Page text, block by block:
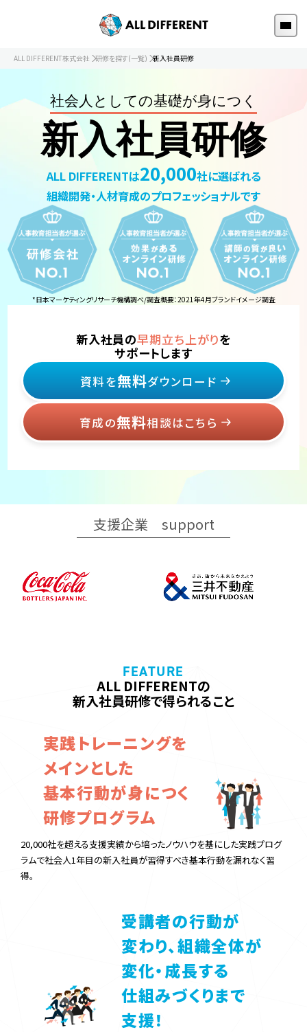
ALL DIFFERENT株式会社 研修を探す(一覧) 新入社員研修
社会人としての基礎が身につく
新入社員研修
ALL DIFFERENTは20,000社に選ばれる
組織開発・人材育成のプロフェッショナルです
*日本マーケティングリサーチ機構調べ/調査概要：2021年4月ブランドイメージ調査
新入社員の早期立ち上がりを
サポートします
資料を無料ダウンロード
育成の無料相談はこちら
支援企業 support
ALL DIFFERENTの
新入社員研修で得られること
実践トレーニングを
メインとした
基本行動が身につく
研修プログラム
20,000社を超える支援実績から培ったノウハウを基にした実践プログ
ラムで社会人1年目の新入社員が習得すべき基本行動を漏れなく習
得。
受講者の行動が
変わり、組織全体が
変化・成長する
仕組みづくりまで
支援！